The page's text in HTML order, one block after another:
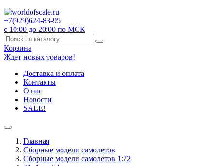
+7(929)624-83-95
с 10:00 до 20:00 по МСК
Корзина
Ждет новых товаров!
Доставка и оплата
Контакты
О нас
Новости
SALE!
Главная
Сборные модели самолетов
Сборные модели самолетов 1:72